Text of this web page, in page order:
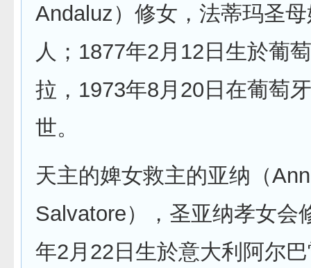
Andaluz）修女，法蒂玛圣
人；1877年2月12日生於葡
拉，1973年8月20日在葡萄
世。
天主的婢女救主的亚纳（
Salvatore），圣亚纳孝女会
年2月22日生於意大利阿尔